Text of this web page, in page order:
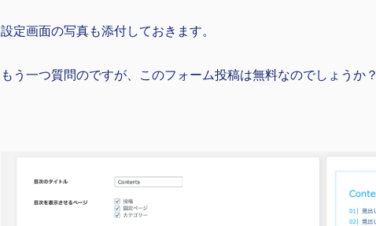
設定画面の写真も添付しておきます。
もう一つ質問のですが、このフォーム投稿は無料なのでしょうか？